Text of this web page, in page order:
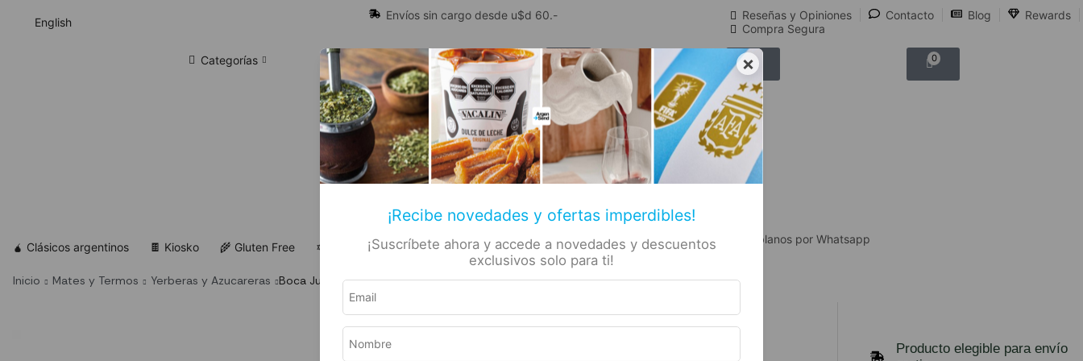
×
¡Recibe novedades y ofertas imperdibles!
¡Suscríbete ahora y accede a novedades y descuentos
exclusivos solo para ti!
English
Envíos sin cargo desde u$d 60.- Reseñas y Opiniones Contacto Blog
Rewards
Compra Segura
Categorías 🔥 Alfajores y Golosinas 0 0
🧉 Clásicos argentinos 🍫 Kiosko 🌾 Gluten Free ✡ Koshers 📚 Libros 🏷️ Todas las categorías Hablanos por Whatsapp
Inicio Mates y Termos Yerberas y Azucareras Boca Juniors – Yerbera y Azucarera Chaulata
Producto elegible para envío